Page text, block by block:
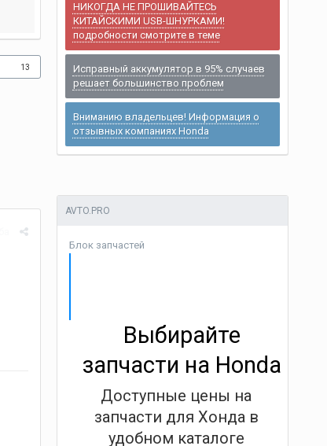
13
НИКОГДА НЕ ПРОШИВАЙТЕСЬ
КИТАЙСКИМИ USB-ШНУРКАМИ!
подробности смотрите в теме
Исправный аккумулятор в 95% случаев
решает большинство проблем
Вниманию владельцев! Информация о
отзывных компаниях Honda
AVTO.PRO
Блок запчастей
Выбирайте
запчасти на Honda
Доступные цены на
запчасти для Хонда в
удобном каталоге